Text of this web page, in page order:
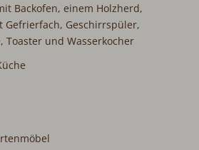
Backofen, einem Holzherd,
Gefrierfach, Geschirrspüler,
Toaster und Wasserkocher